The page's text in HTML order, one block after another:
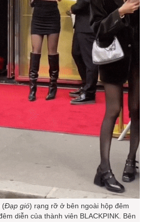
(Đạp gió) rạng rỡ ở bên ngoài hộp đêm
diễn của thành viên BLACKPINK. Bên